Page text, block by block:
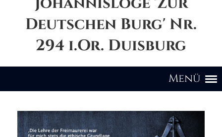
Deutschen Burg' Nr.
294 i.Or. Duisburg
Menü